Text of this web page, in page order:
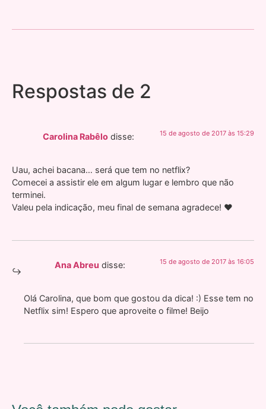
Respostas de 2
Carolina Rabêlo disse: 15 de agosto de 2017 às 15:29
Uau, achei bacana… será que tem no netflix?
Comecei a assistir ele em algum lugar e lembro que não
terminei.
Valeu pela indicação, meu final de semana agradece! ♥
Ana Abreu disse: 15 de agosto de 2017 às 16:05
Olá Carolina, que bom que gostou da dica! :) Esse tem no
Netflix sim! Espero que aproveite o filme! Beijo